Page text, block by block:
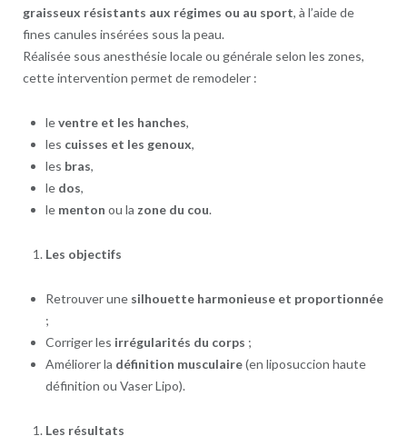
graisseux résistants aux régimes ou au sport, à l’aide de
fines canules insérées sous la peau.
Réalisée sous anesthésie locale ou générale selon les zones,
cette intervention permet de remodeler :
leventre et les hanches,
les cuisses et les genoux,
les bras,
le dos,
le menton ou la zone du cou.
Les objectifs
Retrouver une silhouette harmonieuse et proportionnée
;
Corriger les irrégularités du corps ;
Améliorer la définition musculaire(en liposuccion haute
définition ou Vaser Lipo).
Les résultats